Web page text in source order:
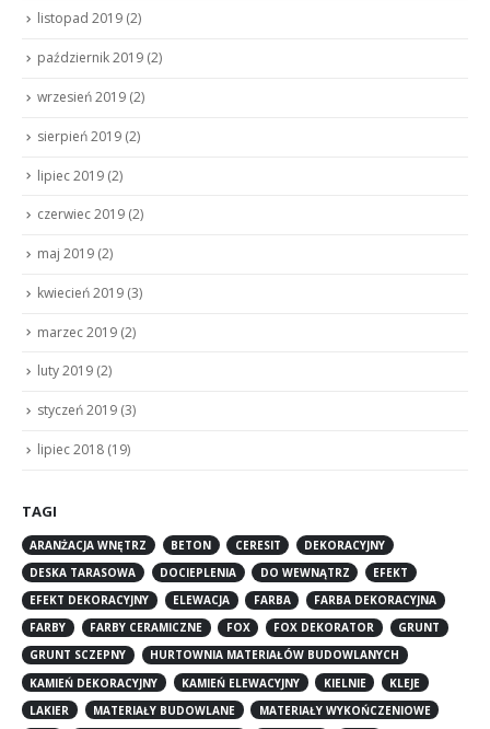
listopad 2019 (2)
październik 2019 (2)
wrzesień 2019 (2)
sierpień 2019 (2)
lipiec 2019 (2)
czerwiec 2019 (2)
maj 2019 (2)
kwiecień 2019 (3)
marzec 2019 (2)
luty 2019 (2)
styczeń 2019 (3)
lipiec 2018 (19)
TAGI
ARANŻACJA WNĘTRZ BETON CERESIT
DEKORACYJNY
DESKA TARASOWA
DOCIEPLENIA DO WEWNĄTRZ
EFEKT
EFEKT DEKORACYJNY
ELEWACJA FARBA
FARBA DEKORACYJNA
FARBY
FARBY CERAMICZNE FOX FOX DEKORATOR
GRUNT
GRUNT SCZEPNY
HURTOWNIA MATERIAŁÓW BUDOWLANYCH
KAMIEŃ DEKORACYJNY
KAMIEŃ ELEWACYJNY KIELNIE
KLEJE
LAKIER
MATERIAŁY BUDOWLANE
MATERIAŁY WYKOŃCZENIOWE